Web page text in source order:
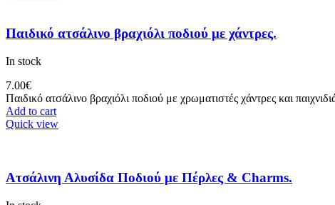
Παιδικό ατσάλινο βραχιόλι ποδιού με χάντρες.
In stock
7.00€
Παιδικό ατσάλινο βραχιόλι ποδιού με χρωματιστές χάντρες και
Add to cart
Quick view
Ατσάλινη Αλυσίδα Ποδιού με Πέρλες & Charms.